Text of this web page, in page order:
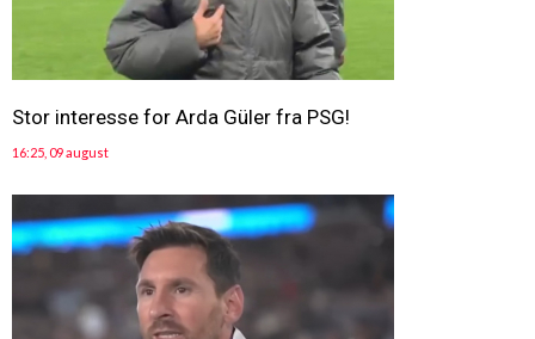
Stor interesse for Arda Güler fra PSG!
16:25, 09 august